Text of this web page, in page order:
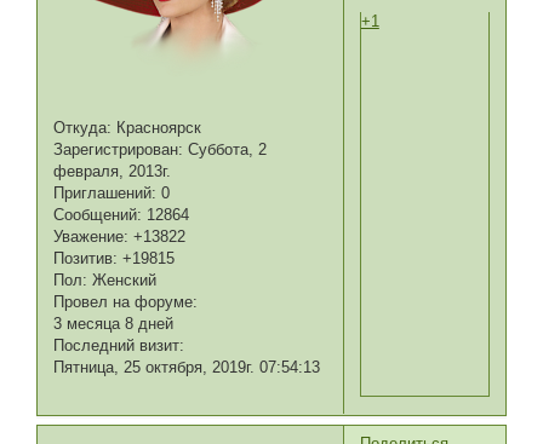
Откуда: Красноярск
Зарегистрирован: Суббота, 2
февраля, 2013г.
Приглашений: 0
Сообщений: 12864
Уважение: +13822
Позитив: +19815
Пол: Женский
Провел на форуме:
3 месяца 8 дней
Последний визит:
Пятница, 25 октября, 2019г. 07:54:13
+1